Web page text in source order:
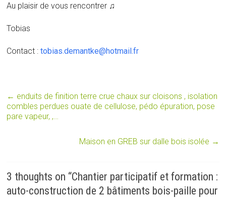
Au plaisir de vous rencontrer ♫
Tobias
Contact :tobias.demantke@hotmail.fr
← enduits de finition terre crue chaux sur cloisons , isolation
combles perdues ouate de cellulose, pédo épuration, pose
pare vapeur, ,…
Maison en GREB sur dalle bois isolée →
3 thoughts on “Chantier participatif et formation :
auto-construction de 2 bâtiments bois-paille pour